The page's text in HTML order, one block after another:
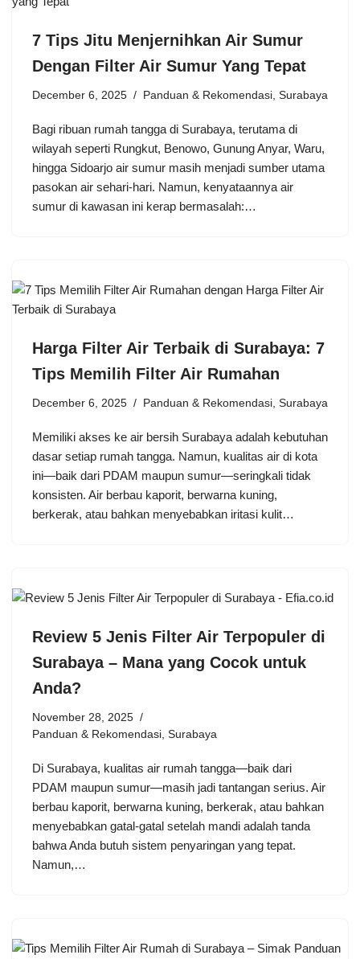
7 Tips Jitu Menjernihkan Air Sumur
Dengan Filter Air Sumur Yang Tepat
December 6, 2025 Panduan & Rekomendasi, Surabaya
Bagi ribuan rumah tangga di Surabaya, terutama di
wilayah seperti Rungkut, Benowo, Gunung Anyar, Waru,
hingga Sidoarjo air sumur masih menjadi sumber utama
pasokan air sehari-hari. Namun, kenyataannya air
sumur di kawasan ini kerap bermasalah:…
Harga Filter Air Terbaik di Surabaya: 7
Tips Memilih Filter Air Rumahan
December 6, 2025 Panduan & Rekomendasi, Surabaya
Memiliki akses ke air bersih Surabaya adalah kebutuhan
dasar setiap rumah tangga. Namun, kualitas air di kota
ini—baik dari PDAM maupun sumur—seringkali tidak
konsisten. Air berbau kaporit, berwarna kuning,
berkerak, atau bahkan menyebabkan iritasi kulit…
Review 5 Jenis Filter Air Terpopuler di
Surabaya – Mana yang Cocok untuk
Anda?
November 28, 2025
Panduan & Rekomendasi, Surabaya
Di Surabaya, kualitas air rumah tangga—baik dari
PDAM maupun sumur—masih jadi tantangan serius. Air
berbau kaporit, berwarna kuning, berkerak, atau bahkan
menyebabkan gatal-gatal setelah mandi adalah tanda
bahwa Anda butuh sistem penyaringan yang tepat.
Namun,…